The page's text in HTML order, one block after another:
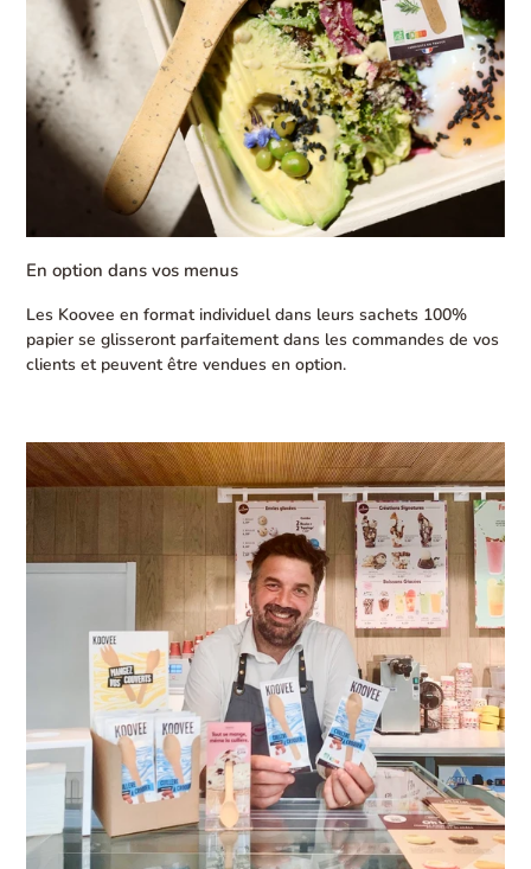
En option dans vos menus
Les Koovee en format individuel dans leurs sachets 100%
papier se glisseront parfaitement dans les commandes de vos
clients et peuvent être vendues en option.